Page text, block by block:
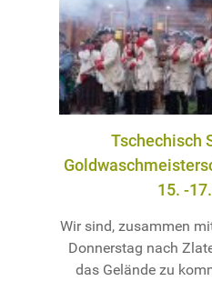
Tschechisch
15. -
Wir sind, zusammen
Donnerstag nach
das Gelände zu